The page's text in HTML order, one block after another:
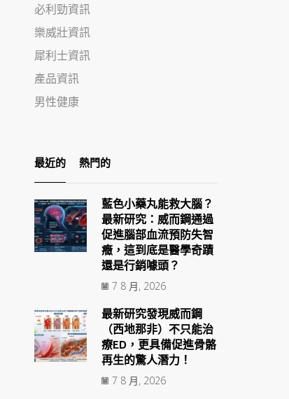
必利勁資訊
樂威壯資訊
犀利士資訊
產品資訊
男性健康
最近的 熱門的
藍色小藥丸能救大腦？
最新研究：威而鋼通過
促進腦部血流預防失智
癥，這到底是醫學奇蹟
還是行銷噱頭？
7 8 月, 2026
最新研究發現威而鋼
（西地那非）不只能治
療ED，更具備促進骨骼
再生的驚人潛力！
7 8 月, 2026